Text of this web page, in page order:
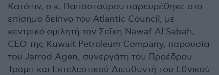
Κατόπιν, ο κ. Παπασταύρου παρευρέθηκε στο
επίσημο δείπνο του Atlantic Council, με
κεντρικό ομιλητή τον Σεΐχη Nawaf Al Sabah,
CEO της Kuwait Petroleum Company, παρουσία
του Jarrod Agen, συνεργάτη του Προέδρου
Τραμπ και Εκτελεστικού Διευθυντή του Εθνικού